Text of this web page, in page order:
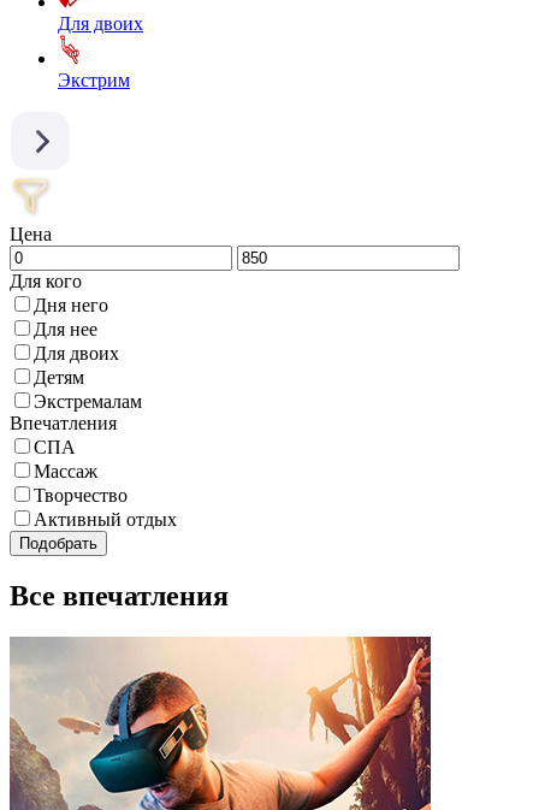
Для двоих
Экстрим
Цена
Для кого
Дня него
Для нее
Для двоих
Детям
Экстремалам
Впечатления
СПА
Массаж
Творчество
Активный отдых
Подобрать
Все впечатления